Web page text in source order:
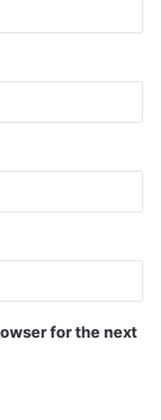
for the next